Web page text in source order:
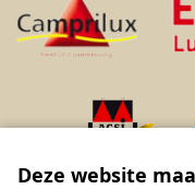
Deze website